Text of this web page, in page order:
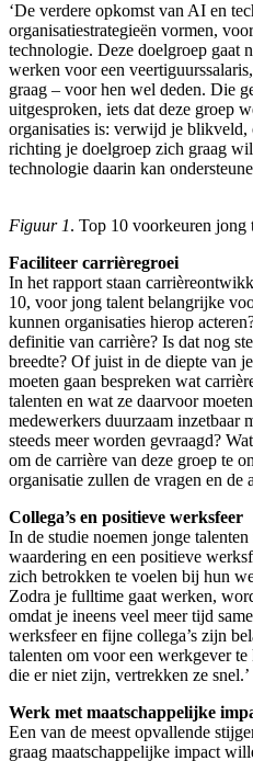
‘De verdere opkomst van AI en
organisatiestrategieën vormen,
technologie. Deze doelgroep gaat
werken voor een
graag – voor hen wel deden. Die
uitgesproken, iets dat deze groep
organisaties is: verwijd je
richting je doelgroep zich graag
technologie daarin kan
Figuur 1. Top 10 voorkeuren jong
Faciliteer carrièregroei
In het rapport staan
10, voor jong talent belangrijke
kunnen organisaties hierop
definitie van carrière? Is dat nog
breedte? Of juist in de diepte van
moeten gaan bespreken wat
talenten en wat ze daarvoor
medewerkers duurzaam inzetbaar
steeds meer worden gevraagd?
om de carrière van deze groep te
organisatie zullen de vragen en de
Collega’s en positieve werksfeer
In de studie noemen jonge
waardering en een positieve
zich betrokken te voelen bij hun
Zodra je fulltime gaat werken,
omdat je ineens veel meer tijd
werksfeer en fijne collega’s zijn
talenten om voor een werkgever
die er niet zijn, vertrekken ze snel.’
Werk met maatschappelijke
Een van de meest opvallende
graag maatschappelijke impact